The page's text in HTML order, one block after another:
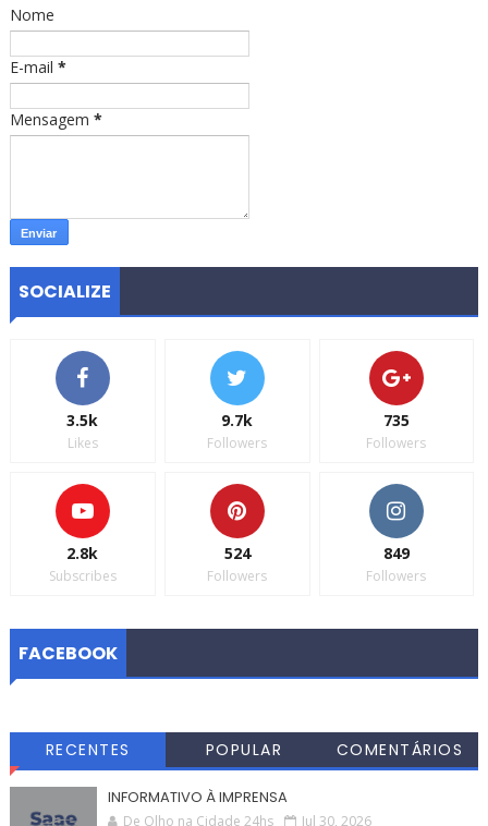
Nome
E-mail *
Mensagem *
SOCIALIZE
3.5k
Likes
9.7k
Followers
735
Followers
2.8k
Subscribes
524
Followers
849
Followers
FACEBOOK
RECENTES POPULAR COMENTÁRIOS
INFORMATIVO À IMPRENSA
De Olho na Cidade 24hs Jul 30, 2026